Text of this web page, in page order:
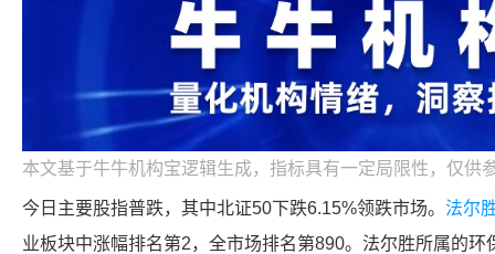
本文基于牛牛机构宝逻辑生成，指标具有一定局限性，仅供
今日主要股指普跌，其中北证50下跌6.15%领跌市场。 法尔
业板块中涨幅排名第2，全市场排名第890。 法尔胜所属的环